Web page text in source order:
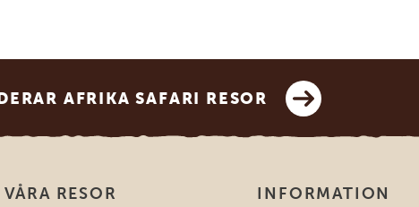
AFRIKA SAFARI RESOR
VÅRA RESOR INFORMATION